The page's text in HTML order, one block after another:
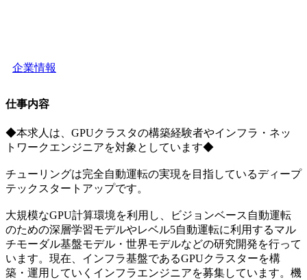
企業情報
仕事内容
◆本求人は、GPUクラスタの構築経験者やインフラ・ネッ
トワークエンジニアを対象としています◆
チューリングは完全自動運転の実現を目指しているディープ
テックスタートアップです。
大規模なGPU計算環境を利用し、ビジョンベース自動運転
のための深層学習モデルやレベル5自動運転に利用するマル
チモーダル基盤モデル・世界モデルなどの研究開発を行って
います。現在、インフラ基盤であるGPUクラスターを構
築・運用していくインフラエンジニアを募集しています。機